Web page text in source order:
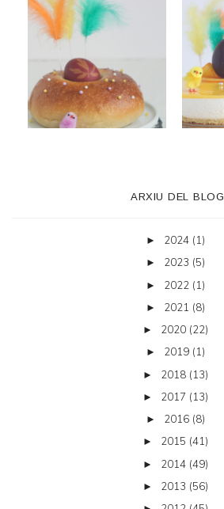
ARXIU DEL BLOG
► 2024 (1)
► 2023 (5)
► 2022 (1)
► 2021 (8)
► 2020 (22)
► 2019 (1)
► 2018 (13)
► 2017 (13)
► 2016 (8)
► 2015 (41)
► 2014 (49)
► 2013 (56)